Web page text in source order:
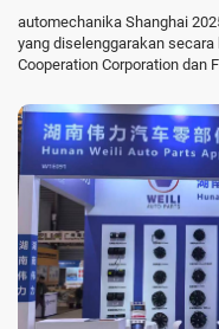
automechanika Shanghai
yang diselenggarakan
Cooperation Corporation dan